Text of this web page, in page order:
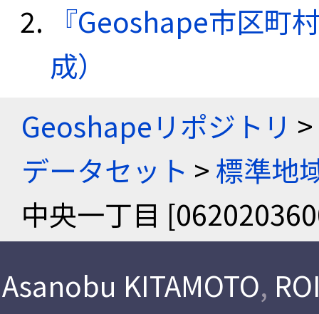
『Geoshape市区町
成）
Geoshapeリポジトリ >
データセット >標準地
中央一丁目
Asanobu KITAMOTO,